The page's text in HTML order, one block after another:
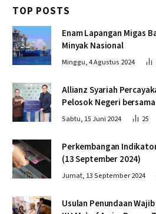
TOP POSTS
Enam Lapangan Migas
Minyak Nasional
Minggu, 4 Agustus 2024
Allianz Syariah
Pelosok Negeri
Sabtu, 15 Juni 2024 25
Perkembangan
(13 September 2024)
Jumat, 13 September 2024
Usulan Penundaan Wajib